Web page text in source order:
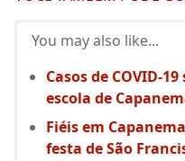
You may also like...
Casos de COVID-
escola de
Fiéis em
festa de São